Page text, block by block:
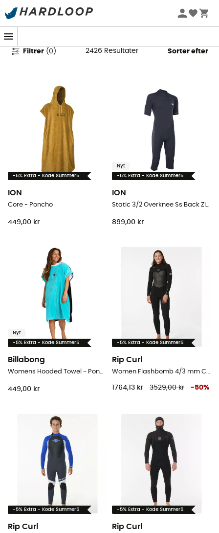
Watersport
Filtrer (0 ) 2426 Resultater Sorter efter
-5% Extra - Kode Summer5
ION
Core - Poncho
449,00 kr
Nyt
-5% Extra - Kode Summer5
ION
Static 3/2 Overknee Ss Back Zip Men - Våddragter til surf - Herrer
899,00 kr
Nyt
-5% Extra - Kode Summer5
Billabong
Womens Hooded Towel - Poncho - Damer
449,00 kr
-5% Extra - Kode Summer5
Rip Curl
Women Flashbomb 4/3 mm Chest Zip Wetsuit - Våddragter til surf - Damer
1764,13 kr 3529,00 kr -50%
-5% Extra - Kode Summer5
Rip Curl
-5% Extra - Kode Summer5
Rip Curl